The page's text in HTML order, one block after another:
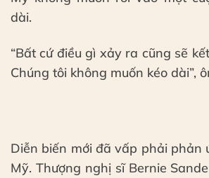
dài.
“Bất cứ điều gì xảy ra cũng sẽ
Chúng tôi không muốn kéo dài”,
Diễn biến mới đã vấp phải phản
Mỹ. Thượng nghị sĩ Bernie